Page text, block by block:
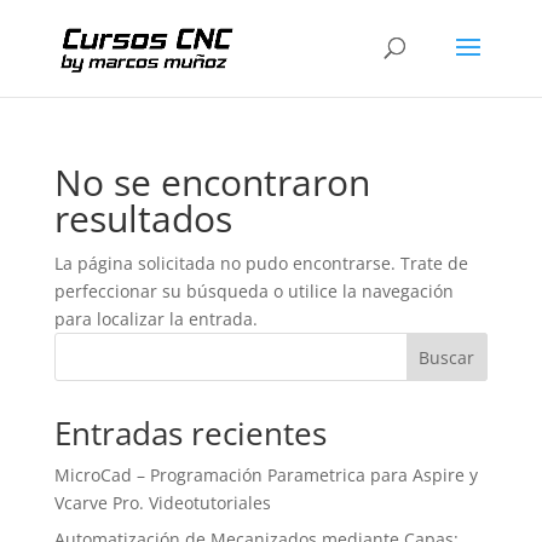
No se encontraron
resultados
La página solicitada no pudo encontrarse. Trate de
perfeccionar su búsqueda o utilice la navegación
para localizar la entrada.
Buscar
Entradas recientes
MicroCad – Programación Parametrica para Aspire y
Vcarve Pro. Videotutoriales